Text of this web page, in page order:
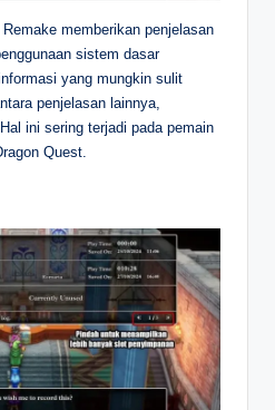
memberikan penjelasan
sistem dasar
yang mungkin sulit
penjelasan lainnya,
ini sering terjadi pada pemain
Quest.